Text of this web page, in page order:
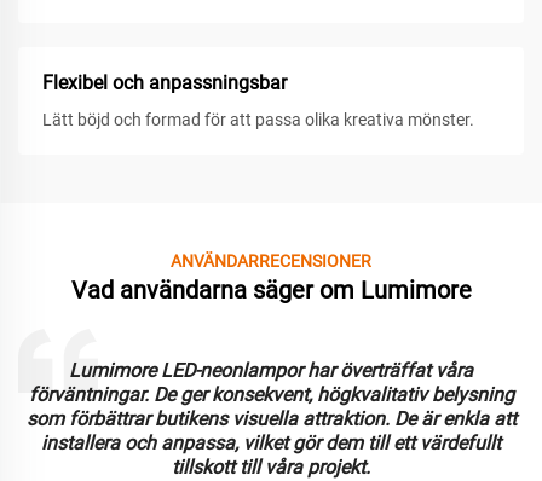
Flexibel och anpassningsbar
Lätt böjd och formad för att passa olika kreativa mönster.
ANVÄNDARRECENSIONER
Vad användarna säger om Lumimore
Lumimore LED-neonlampor har överträffat våra
förväntningar. De ger konsekvent, högkvalitativ belysning
som förbättrar butikens visuella attraktion. De är enkla att
installera och anpassa, vilket gör dem till ett värdefullt
tillskott till våra projekt.